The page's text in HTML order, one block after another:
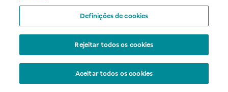
Definições de cookies
Rejeitar todos os cookies
Aceitar todos os cookies